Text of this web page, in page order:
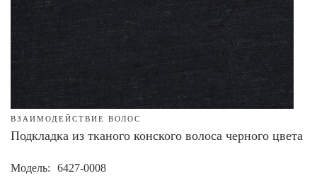
ВЗАИМОДЕЙСТВИЕ ВОЛОС
Подкладка из тканого конского волоса черного цвета
Модель 6427-0008